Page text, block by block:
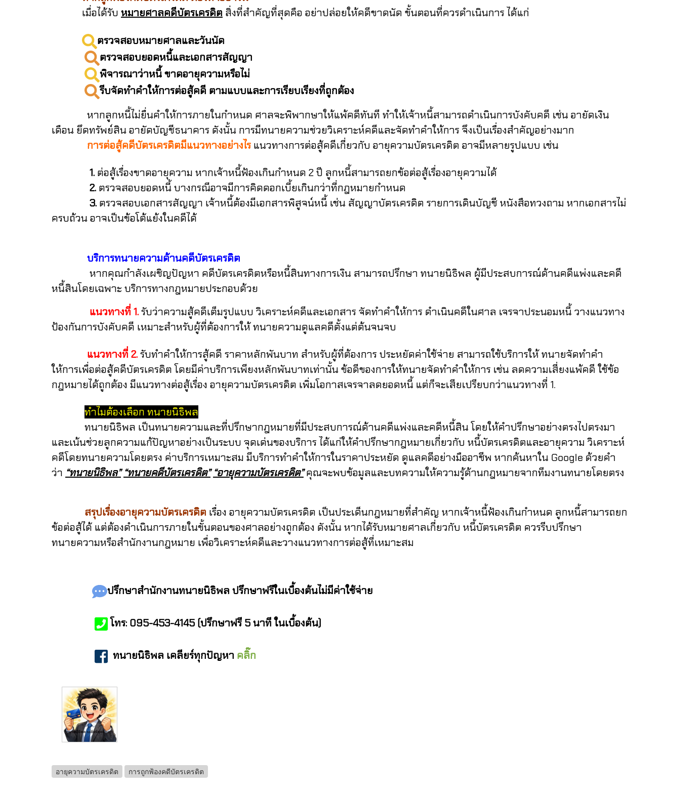
เมื่อได้รับ หมายศาลคดีบัตรเครดิต สิ่งที่สำคัญที่สุดคือ อย่าปล่อยให้คดีขาดนัด ขั้นตอนที่ควรดำเนินการ ได้แก่
ตรวจสอบหมายศาลและวันนัด
ตรวจสอบยอดหนี้และเอกสารสัญญา
พิจารณาว่าหนี้ ขาดอายุความหรือไม่
รีบจัดทำคำให้การต่อสู้คดี ตามแบบและการเรียบเรียงที่ถูกต้อง
หากลูกหนี้ไม่ยื่นคำให้การภายในกำหนด ศาลจะพิพากษาให้แพ้คดีทันที ทำให้เจ้าหนี้สามารถดำเนินการบังคับคดี เช่นอายัดเงิน
เดือน ยึดทรัพย์สินอายัดบัญชีธนาคาร ดังนั้น การมีทนายความช่วยวิเคราะห์คดีและจัดทำคำให้การ จึงเป็นเรื่องสำคัญอย่างมาก
การต่อสู้คดีบัตรเครดิตมีแนวทางอย่างไร แนวทางการต่อสู้คดีเกี่ยวกับ อายุความบัตรเครดิต อาจมีหลายรูปแบบ เช่น
1. ต่อสู้เรื่องขาดอายุความ หากเจ้าหนี้ฟ้องเกินกำหนด 2 ปี ลูกหนี้สามารถยกข้อต่อสู้เรื่องอายุความได้
2. ตรวจสอบยอดหนี้บางกรณีอาจมีการคิดดอกเบี้ยเกินกว่าที่กฎหมายกำหนด
3. ตรวจสอบเอกสารสัญญา เจ้าหนี้ต้องมีเอกสารพิสูจน์หนี้ เช่น สัญญาบัตรเครดิต รายการเดินบัญชีหนังสือทวงถาม หากเอกสารไม่
ครบถ้วน อาจเป็นข้อโต้แย้งในคดีได้
บริการทนายความด้านคดีบัตรเครดิต
หากคุณกำลังเผชิญปัญหา คดีบัตรเครดิตหรือหนี้สินทางการเงิน สามารถปรึกษา ทนายนิธิพล ผู้มีประสบการณ์ด้านคดีแพ่งและคดี
หนี้สินโดยเฉพาะบริการทางกฎหมายประกอบด้วย
แนวทางที่ 1.รับว่าความสู้คดีเต็มรูปแบบ วิเคราะห์คดีและเอกสารจัดทำคำให้การ ดำเนินคดีในศาล เจรจาประนอมหนี้วางแนวทาง
ป้องกันการบังคับคดี เหมาะสำหรับผู้ที่ต้องการให้ ทนายความดูแลคดีตั้งแต่ต้นจนจบ
แนวทางที่ 2.รับทำคำให้การสู้คดี ราคาหลักพันบาท สำหรับผู้ที่ต้องการ ประหยัดค่าใช้จ่าย สามารถใช้บริการให้ ทนายจัดทำคำ
ให้การเพื่อต่อสู้คดีบัตรเครดิต โดยมีค่าบริการเพียงหลักพันบาทเท่านั้นข้อดีของการให้ทนายจัดทำคำให้การ เช่น ลดความเสี่ยงแพ้คดีใช้ข้อ
กฎหมายได้ถูกต้อง มีแนวทางต่อสู้เรื่อง อายุความบัตรเครดิต เพิ่มโอกาสเจรจาลดยอดหนี้ แต่ก็จะเสียเปรียบกว่าแนวทางที่ 1.
ทำไมต้องเลือก ทนายนิธิพล
ทนายนิธิพล เป็นทนายความและที่ปรึกษากฎหมายที่มีประสบการณ์ด้านคดีแพ่งและคดีหนี้สิน โดยให้คำปรึกษาอย่างตรงไปตรงมา
และเน้นช่วยลูกความแก้ปัญหาอย่างเป็นระบบ จุดเด่นของบริการ ได้แก่ให้คำปรึกษากฎหมายเกี่ยวกับ หนี้บัตรเครดิตและอายุความ วิเคราะห์
คดีโดยทนายความโดยตรง ค่าบริการเหมาะสม มีบริการทำคำให้การในราคาประหยัด ดูแลคดีอย่างมืออาชีพ หากค้นหาใน Google ด้วยคำ
ว่า “ทนายนิธิพล” “ทนายคดีบัตรเครดิต” “อายุความบัตรเครดิต” คุณจะพบข้อมูลและบทความให้ความรู้ด้านกฎหมายจากทีมงานทนายโดยตรง
สรุปเรื่องอายุความบัตรเครดิต เรื่อง อายุความบัตรเครดิต เป็นประเด็นกฎหมายที่สำคัญ หากเจ้าหนี้ฟ้องเกินกำหนด ลูกหนี้สามารถยก
ข้อต่อสู้ได้ แต่ต้องดำเนินการภายในขั้นตอนของศาลอย่างถูกต้อง ดังนั้น หากได้รับหมายศาลเกี่ยวกับ หนี้บัตรเครดิต ควรรีบปรึกษา
ทนายความหรือสำนักงานกฎหมาย เพื่อวิเคราะห์คดีและวางแนวทางการต่อสู้ที่เหมาะสม
ปรึกษาสำนักงานทนายนิธิพล ปรึกษาฟรีในเบื้องต้นไม่มีค่าใช้จ่าย
โทร: 095-453-4145 (ปรึกษาฟรี 5 นาที ในเบื้องต้น)
ทนายนิธิพล เคลียร์ทุกปัญหา คลิ๊ก
อายุความบัตรเครดิต การถูกฟ้องคดีบัตรเครดิต